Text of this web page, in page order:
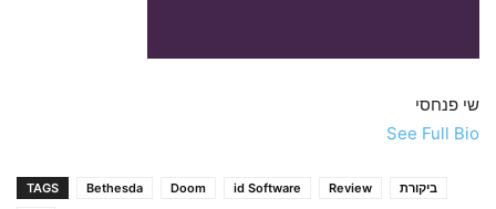
שי פנחסי
See Full Bio
TAGS Bethesda Doom id Software Review
ביקורת